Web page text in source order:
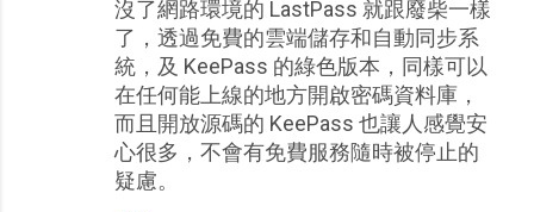
沒了網路環境的 LastPass 就跟廢柴一樣
了，透過免費的雲端儲存和自動同步系
統，及 KeePass 的綠色版本，同樣可以
在任何能上線的地方開啟密碼資料庫，
而且開放源碼的 KeePass 也讓人感覺安
心很多，不會有免費服務隨時被停止的
疑慮。